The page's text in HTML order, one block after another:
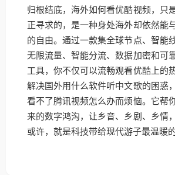
归根结底，海外如何看优酷视频，只
正寻求的，是一种身处海外却依然能
的自由。通过一款集全球节点、智能
无限流量、智能分流、数据加密和可
工具，你不仅可以流畅观看优酷上的
解决国外用什么软件听中文歌的困惑
看不了腾讯视频怎么办而烦恼。它帮
来的数字鸿沟，让乡音、乡剧、乡情
或许，就是科技带给现代游子最温暖